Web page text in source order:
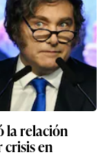
la relación
crisis en